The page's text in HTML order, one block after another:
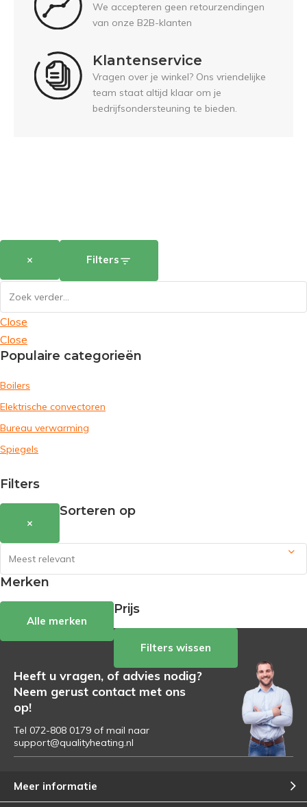
We accepteren geen retourzendingen
van onze B2B-klanten
Klantenservice
Vragen over je winkel? Ons vriendelijke
team staat altijd klaar om je
bedrijfsondersteuning te bieden.
× Filters
Close
Close
Populaire categorieën
Boilers
Elektrische convectoren
Bureau verwarming
Spiegels
Filters
×
Sorteren op
Merken
Alle merken
Prijs
Filters wissen
Heeft u vragen, of advies nodig?
Neem gerust contact met ons
op!
Tel 072-808 0179 of mail naar
support@qualityheating.nl
Meer informatie